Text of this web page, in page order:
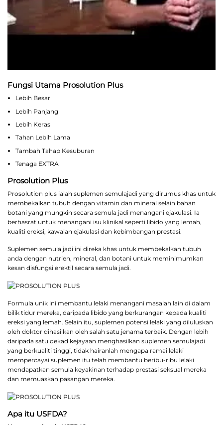
Fungsi Utama Prosolution Plus
Lebih Besar
Lebih Panjang
Lebih Keras
Tahan Lebih Lama
Tambah Tahap Kesuburan
Tenaga EXTRA
Prosolution Plus
Prosolution plus ialah suplemen semulajadi yang dirumus khas untuk
membekalkan tubuh dengan vitamin dan mineral selain bahan
botani yang mungkin secara semula jadi menangani ejakulasi. Ia
berhasrat untuk menangani isu klinikal seperti libido yang lemah,
kualiti ereksi, kawalan ejakulasi dan kebimbangan prestasi.
Suplemen semula jadi ini direka khas untuk membekalkan tubuh
anda dengan nutrien, mineral, dan botani untuk meminimumkan
kesan disfungsi erektil secara semula jadi.
Formula unik ini membantu lelaki menangani masalah lain di dalam
bilik tidur mereka, daripada libido yang berkurangan kepada kualiti
ereksi yang lemah. Selain itu, suplemen potensi lelaki yang diluluskan
oleh doktor dihasilkan oleh salah satu jenama terbaik. Dengan lebih
daripada satu dekad kejayaan menghasilkan suplemen semulajadi
yang berkualiti tinggi, tidak hairanlah mengapa ramai lelaki
mempercayai suplemen itu telah membantu beribu-ribu lelaki
mendapatkan semula keyakinan terhadap prestasi seksual mereka
dan memuaskan pasangan mereka.
Apa itu USFDA?